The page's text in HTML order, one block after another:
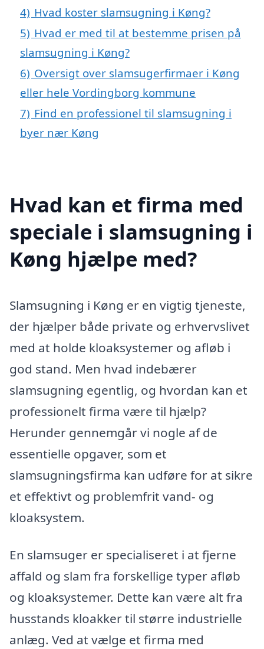
4) Hvad koster slamsugning i Køng?
5) Hvad er med til at bestemme prisen på
slamsugning i Køng?
6) Oversigt over slamsugerfirmaer i Køng
eller hele Vordingborg kommune
7) Find en professionel til slamsugning i
byer nær Køng
Hvad kan et firma med
speciale i slamsugning i
Køng hjælpe med?
Slamsugning i Køng er en vigtig tjeneste,
der hjælper både private og erhvervslivet
med at holde kloaksystemer og afløb i
god stand. Men hvad indebærer
slamsugning egentlig, og hvordan kan et
professionelt firma være til hjælp?
Herunder gennemgår vi nogle af de
essentielle opgaver, som et
slamsugningsfirma kan udføre for at sikre
et effektivt og problemfrit vand- og
kloaksystem.
En slamsuger er specialiseret i at fjerne
affald og slam fra forskellige typer afløb
og kloaksystemer. Dette kan være alt fra
husstands kloakker til større industrielle
anlæg. Ved at vælge et firma med